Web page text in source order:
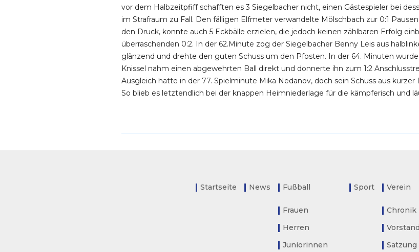
vor dem Halbzeitpfiff schafften es 3 Siegelbacher nicht, einen Gästespieler bei
im Strafraum zu Fall. Den fälligen Elfmeter verwandelte Mölschbach zur 0:1
den Druck, konnte auch 5 Eckbälle erzielen, die jedoch keinen zählbaren Erfolg
überraschenden 0:2. In der 62.Minute zog der Siegelbacher Benny Leis aus
glänzend und drehte den guten Schuss um den Pfosten. In der 64. Minuten
Knissel nahm einen abgewehrten Ball direkt und donnerte ihn zum 1:2
Ausgleich hatte in der 77. Spielminute Mika Nedanov, doch sein Schuss aus
So blieb es letztendlich bei der knappen Heimniederlage für die kämpferisch und
Startseite News Fußball
Frauen
Herren
Juniorinnen
Sport Verein
Chronik
Vorstand
Satzung